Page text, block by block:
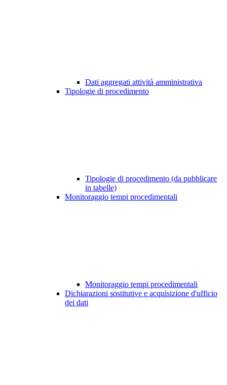
Dati aggregati attività amministrativa
Tipologie di procedimento
Tipologie di procedimento (da pubblicare
in tabelle)
Monitoraggio tempi procedimentali
Monitoraggio tempi procedimentali
Dichiarazioni sostitutive e acquisizione d'ufficio
dei dati